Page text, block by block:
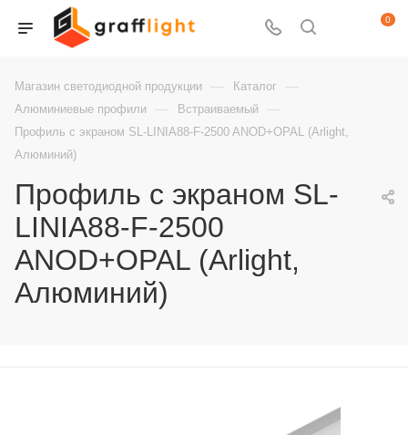
0
Магазин светодиодной продукции — Каталог —
Алюминиевые профили — Встраиваемый —
Профиль с экраном SL-LINIA88-F-2500 ANOD+OPAL (Arlight,
Алюминий)
Профиль с экраном SL-
LINIA88-F-2500
ANOD+OPAL (Arlight,
Алюминий)